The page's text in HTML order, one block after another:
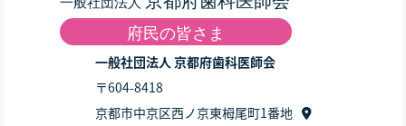
一般社団法人 京都府歯科医師会
〒604-8418
京都市中京区西ノ京東栂尾町1番地